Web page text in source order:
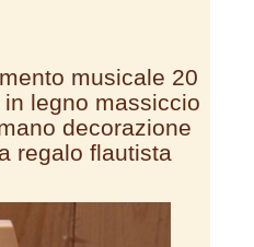
musicale 20
legno massiccio
decorazione
regalo flautista